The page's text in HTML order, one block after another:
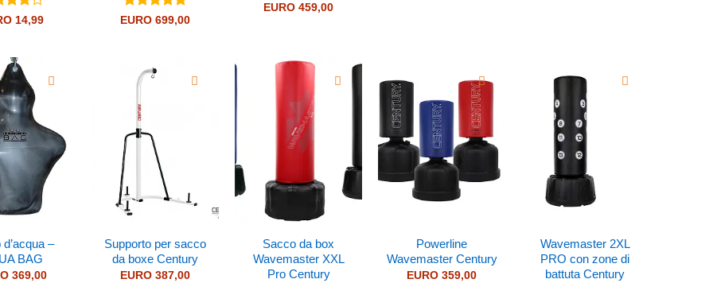
14,99 Valutato5
EURO 699,00
EURO 459,00
–
BAG
369,00
Supporto per sacco
da boxe Century
EURO 387,00
Sacco da box
Wavemaster XXL
Pro Century
Powerline
Wavemaster Century
EURO 359,00
Wavemaster 2XL
PRO con zone di
battuta Century